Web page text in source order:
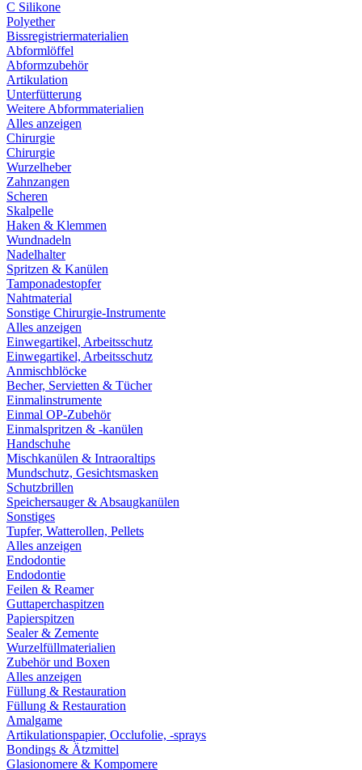
C Silikone
Polyether
Bissregistriermaterialien
Abformlöffel
Abformzubehör
Artikulation
Unterfütterung
Weitere Abformmaterialien
Alles anzeigen
Chirurgie
Chirurgie
Wurzelheber
Zahnzangen
Scheren
Skalpelle
Haken & Klemmen
Wundnadeln
Nadelhalter
Spritzen & Kanülen
Tamponadestopfer
Nahtmaterial
Sonstige Chirurgie-Instrumente
Alles anzeigen
Einwegartikel, Arbeitsschutz
Einwegartikel, Arbeitsschutz
Anmischblöcke
Becher, Servietten & Tücher
Einmalinstrumente
Einmal OP-Zubehör
Einmalspritzen & -kanülen
Handschuhe
Mischkanülen & Intraoraltips
Mundschutz, Gesichtsmasken
Schutzbrillen
Speichersauger & Absaugkanülen
Sonstiges
Tupfer, Watterollen, Pellets
Alles anzeigen
Endodontie
Endodontie
Feilen & Reamer
Guttaperchaspitzen
Papierspitzen
Sealer & Zemente
Wurzelfüllmaterialien
Zubehör und Boxen
Alles anzeigen
Füllung & Restauration
Füllung & Restauration
Amalgame
Artikulationspapier, Occlufolie, -sprays
Bondings & Ätzmittel
Glasionomere & Kompomere